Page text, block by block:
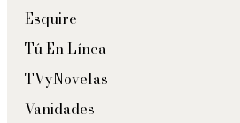
Esquire
Tú En Línea
TVyNovelas
Vanidades